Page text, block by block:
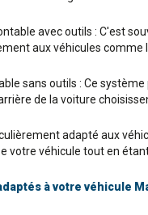
avec outils : C'est
aux véhicules comme
sans outils : Ce
de la voiture
adapté aux
votre véhicule tout en
à votre véhicule